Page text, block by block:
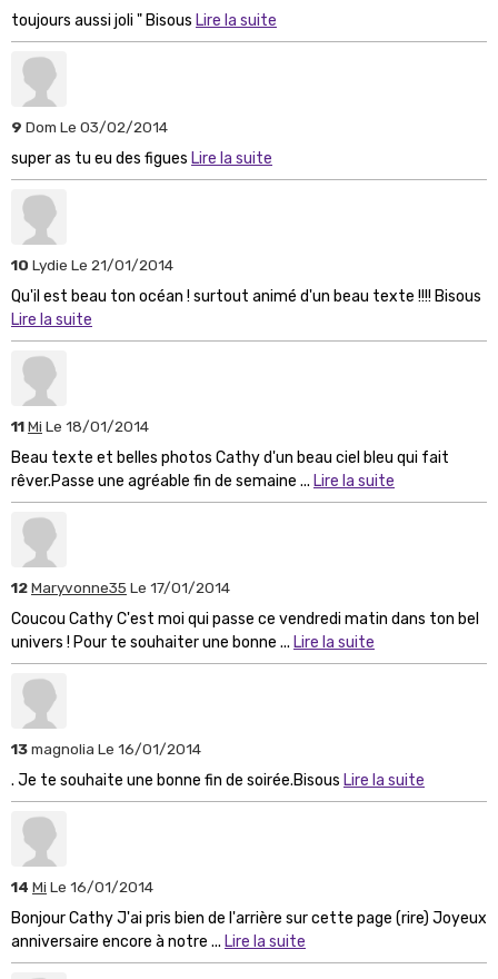
toujours aussi joli " Bisous Lire la suite
9 Dom Le 03/02/2014
super as tu eu des figues Lire la suite
10 Lydie Le 21/01/2014
Qu'il est beau ton océan ! surtout animé d'un beau texte !!!! Bisous
Lire la suite
11Mi Le 18/01/2014
Beau texte et belles photos Cathy d'un beau ciel bleu qui fait
rêver.Passe une agréable fin de semaine ... Lire la suite
12Maryvonne35 Le 17/01/2014
Coucou Cathy C'est moi qui passe ce vendredi matin dans ton bel
univers ! Pour te souhaiter une bonne ... Lire la suite
13magnolia Le 16/01/2014
. Je te souhaite une bonne fin de soirée.Bisous Lire la suite
14 Mi Le 16/01/2014
Bonjour Cathy J'ai pris bien de l'arrière sur cette page (rire) Joyeux
anniversaire encore à notre ... Lire la suite